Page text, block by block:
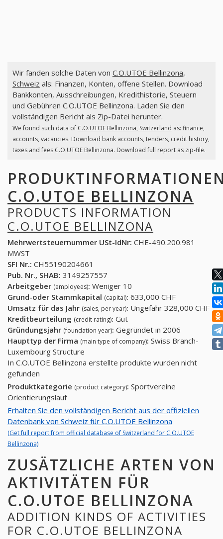
Wir fanden solche Daten von C.O.UTOE Bellinzona,
Schweiz als: Finanzen, Konten, offene Stellen. Download
Bankkonten, Ausschreibungen, Kredithistorie, Steuern
und Gebühren C.O.UTOE Bellinzona. Laden Sie den
vollständigen Bericht als Zip-Datei herunter.
We found such data of C.O.UTOE Bellinzona, Switzerland as: finance,
accounts, vacancies. Download bank accounts, tenders, credit history,
taxes and fees C.O.UTOE Bellinzona. Download full report as zip-file.
C.O.UTOE BELLINZONA
PRODUCTS INFORMATION
C.O.UTOE BELLINZONA
Mehrwertsteuernummer USt-IdNr: CHE-490.200.981
MWST
SFI Nr.: CH55190204661
Pub. Nr., SHAB: 3149257557
Arbeitgeber (employees): Weniger 10
Grund-oder Stammkapital (capital): 633,000 CHF
Umsatz für das Jahr (sales, per year): Ungefähr 328,000 CHF
Kreditbeurteilung (credit rating): Gut
Gründungsjahr (foundation year): Gegründet in 2006
Haupttyp der Firma (main type of company): Swiss Branch-
Luxembourg Structure
In C.O.UTOE Bellinzona erstellte produkte wurden nicht
gefunden
Produktkategorie (product category): Sportvereine
Orientierungslauf
Erhalten Sie den vollständigen Bericht aus der offiziellen
Datenbank von Schweiz für C.O.UTOE Bellinzona
(Get full report from official database of Switzerland for C.O.UTOE
Bellinzona)
ZUSÄTZLICHE ARTEN VON
AKTIVITÄTEN FÜR
C.O.UTOE BELLINZONA
ADDITION KINDS OF ACTIVITIES
FOR C.O.UTOE BELLINZONA